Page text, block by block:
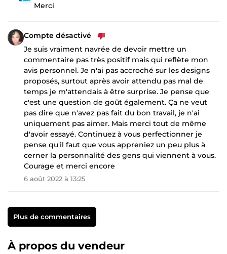
Merci
Compte désactivé
Je suis vraiment navrée de devoir mettre un
commentaire pas très positif mais qui reflète mon
avis personnel. Je n'ai pas accroché sur les designs
proposés, surtout après avoir attendu pas mal de
temps je m'attendais à être surprise. Je pense que
c'est une question de goût également. Ça ne veut
pas dire que n'avez pas fait du bon travail, je n'ai
uniquement pas aimer. Mais merci tout de même
d'avoir essayé. Continuez à vous perfectionner je
pense qu'il faut que vous appreniez un peu plus à
cerner la personnalité des gens qui viennent à vous.
Courage et merci encore
6 août 2022 à 13:25
Plus de commentaires
À propos du vendeur